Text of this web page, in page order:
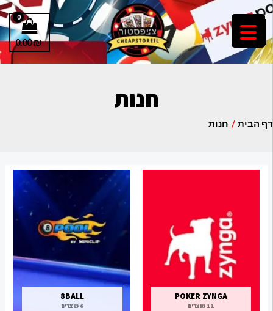
דילוג
לתוכן
MAIN
MENU
0.00₪
חנות
דף הבית חנות
POKER ZYNGA
12 מוצרים
8BALL
6 מוצרים